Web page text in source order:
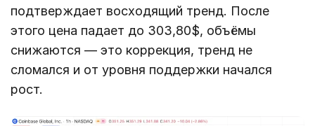
подтверждает восходящий тренд. После
этого цена падает до 303,80$, объёмы
снижаются — это коррекция, тренд не
сломался и от уровня поддержки начался
рост.